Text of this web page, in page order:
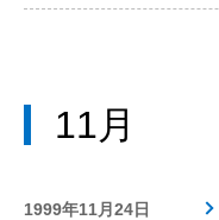
11月
1999年11月24日